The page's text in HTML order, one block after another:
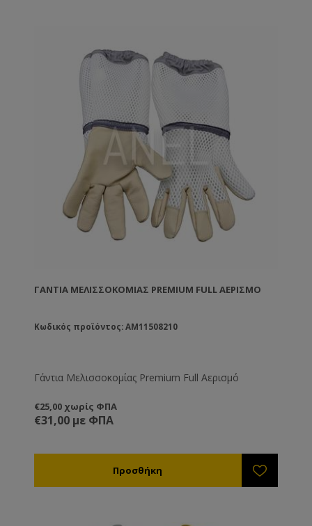
ΓΆΝΤΙΑ ΜΕΛΙΣΣΟΚΟΜΊΑΣ PREMIUM FULL ΑΕΡΙΣΜΌ
Κωδικός προϊόντος: AM11508210
Γάντια Μελισσοκομίας Premium Full Αερισμό
€25,00 χωρίς ΦΠΑ
€31,00 με ΦΠΑ